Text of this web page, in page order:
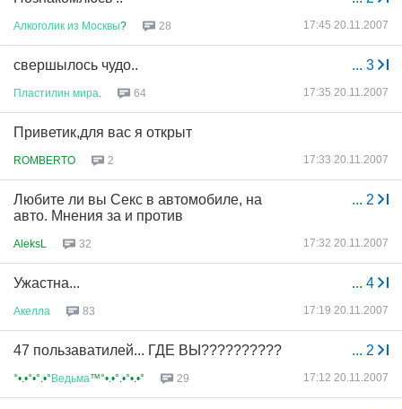
Алкоголик из Москвы? 28 17:45 20.11.2007
... 3
свершылось чудо..
Пластилин мира 64 17:35 20.11.2007
Приветик,для вас я открыт
ROMBERTO 2 17:33 20.11.2007
... 2
Любите ли вы Секс в автомобиле, на
aвто. Мнения за и против
AleksL 32 17:32 20.11.2007
... 4
Ужастна...
Акелла 83 17:19 20.11.2007
... 2
47 пользаватилей... ГДЕ ВЫ??????????
°•.•°•°.•°Ведьма™°•.•°.•°•.•° 29 17:12 20.11.2007